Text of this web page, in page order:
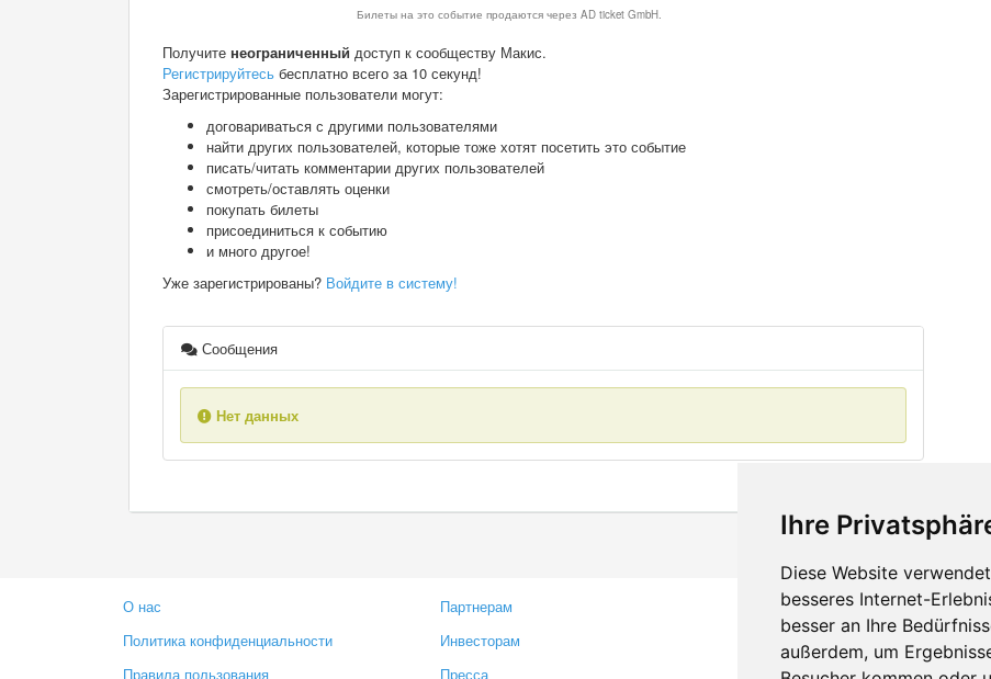
Ihre
Diese Website
besseres Internet-
besser an Ihre
außerdem, um
Билеты на это событие продаются через AD ticket GmbH.
Получите неограниченный доступ к сообществу Макис.
Регистрируйтесь бесплатно всего за 10 секунд!
Зарегистрированные пользователи могут:
договариваться с другими пользователями
найти других пользователей, которые тоже хотят посетить это событие
писать/читать комментарии других пользователей
смотреть/оставлять оценки
покупать билеты
присоединиться к событию
и много другое!
Уже зарегистрированы? Войдите в систему!
Сообщения
Нет данных
О нас
Политика конфиденциальности
Правила пользования
Партнерам
Инвесторам
Пресса
Контакты
Оставить отзыв
Сообщить об ошибке